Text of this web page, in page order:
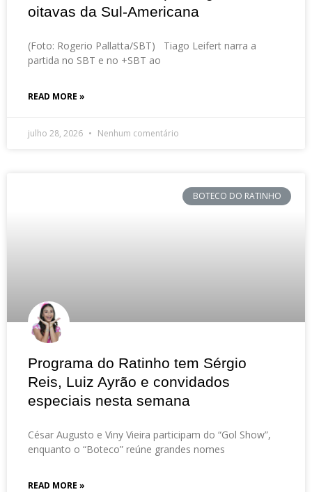
oitavas da Sul-Americana
(Foto: Rogerio Pallatta/SBT) Tiago Leifert narra a
partida no SBT e no +SBT ao
READ MORE »
julho 28, 2026 Nenhum comentário
BOTECO DO RATINHO
Programa do Ratinho tem Sérgio
Reis, Luiz Ayrão e convidados
especiais nesta semana
César Augusto e Viny Vieira participam do “Gol Show”,
enquanto o “Boteco” reúne grandes nomes
READ MORE »